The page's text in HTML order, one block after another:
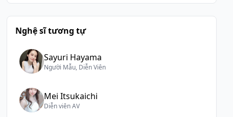
Nghệ sĩ tương tự
Sayuri Hayama
Người Mẫu, Diễn Viên
Mei Itsukaichi
Diễn viên AV